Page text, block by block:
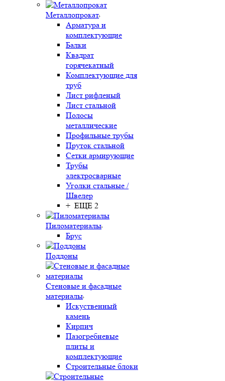
Металлопрокат
Арматура и
комплектующие
Балки
Квадрат
горячекатный
Комплектующие для
труб
Лист рифленый
Лист стальной
Полосы
металлические
Профильные трубы
Пруток стальной
Сетки армирующие
Трубы
электросварные
Уголки стальные /
Швелер
+ ЕЩЕ 2
Пиломатериалы
Брус
Поддоны
Стеновые и фасадные
материалы
Искуственный
камень
Кирпич
Пазогребневые
плиты и
комплектующие
Строительные блоки